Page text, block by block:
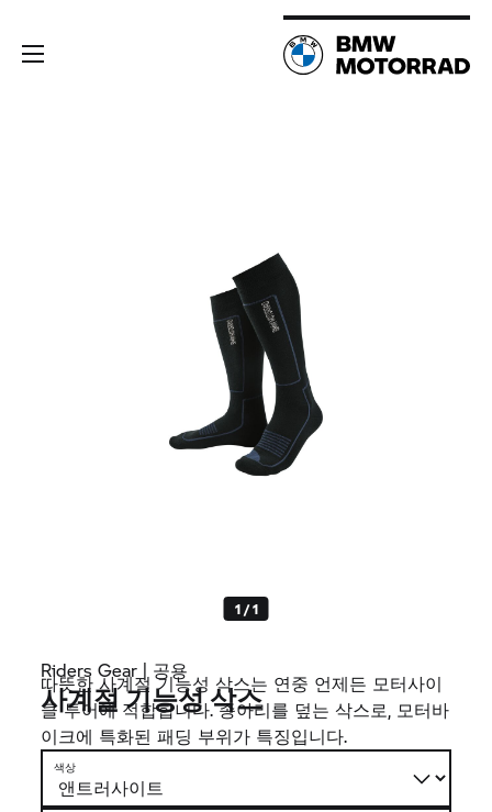
1 / 1
Riders Gear | 공용
사계절 기능성 삭스
따뜻한 사계절 기능성 삭스는 연중 언제든 모터사이
클 투어에 적합합니다. 종아리를 덮는 삭스로, 모터바
이크에 특화된 패딩 부위가 특징입니다.
색상